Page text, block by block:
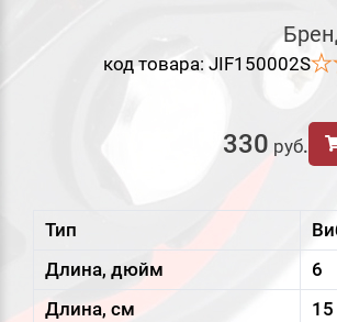
код товара: JIF150002S
330 руб.
Тип
Длина, дюйм
6
Длина, см
15